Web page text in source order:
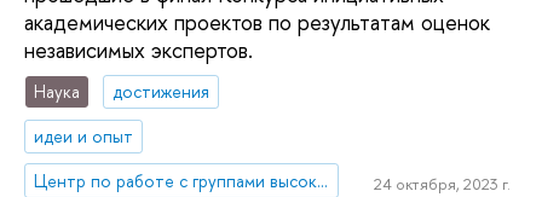
академических проектов по результатам оценок
независимых экспертов.
Наука
достижения
идеи и опыт
Центр по работе с группами высокого профессионального потенциала
24 октября, 2023 г.